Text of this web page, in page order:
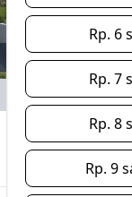
Rp. 6
Rp. 7
Rp. 8
Rp. 9